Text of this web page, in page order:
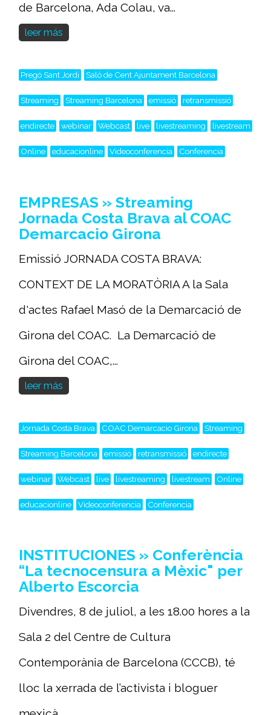
de Barcelona, Ada Colau, va...
leer más
Pregó Sant Jordi Saló de Cent Ajuntament Barcelona
Streaming Streaming Barcelona emissió retransmissió
endirecte webinar Webcast live livestreaming livestream
Online educacionline Videoconferencia Conferencia
EMPRESAS » Streaming
Jornada Costa Brava al COAC
Demarcacio Girona
Emissió JORNADA COSTA BRAVA:
CONTEXT DE LA MORATÒRIA A la Sala
d'actes Rafael Masó de la Demarcació de
Girona del COAC. La Demarcació de
Girona del COAC,...
leer más
Jornada Costa Brava COAC Demarcacio Girona Streaming
Streaming Barcelona emissió retransmissió endirecte
webinar Webcast live livestreaming livestream Online
educacionline Videoconferencia Conferencia
INSTITUCIONES » Conferència
“La tecnocensura a Mèxic" per
Alberto Escorcia
Divendres, 8 de juliol, a les 18.00 hores a la
Sala 2 del Centre de Cultura
Contemporània de Barcelona (CCCB), té
lloc la xerrada de l’activista i bloguer